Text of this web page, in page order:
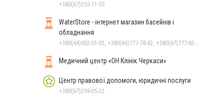
+380(67)255-11-55
WaterStore - інтернет магазин басейнів і
обладнання
+380(44)502-01-02, +380(66)777-78-42, +380(67)777-82-19, +380(67)890-80-80, +380(73)890-80-80, +380(44)502-01-03
Медичний центр «ОН Клінік Черкаси»
Центр правової допомоги, юридичні послуги
+380(67)259-05-22